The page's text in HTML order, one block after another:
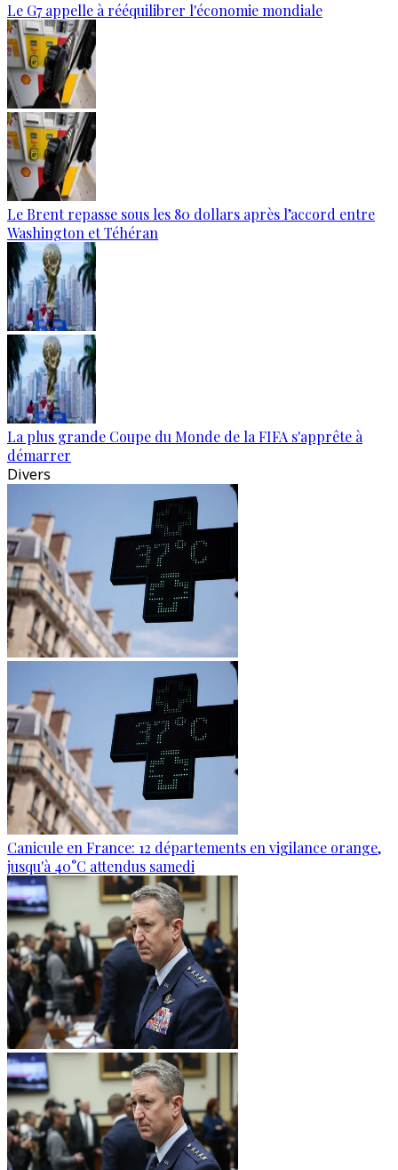
Le G7 appelle à rééquilibrer l'économie mondiale
Le Brent repasse sous les 80 dollars après l’accord entre
Washington et Téhéran
La plus grande Coupe du Monde de la FIFA s'apprête à
démarrer
Divers
Canicule en France: 12 départements en vigilance orange,
jusqu'à 40°C attendus samedi